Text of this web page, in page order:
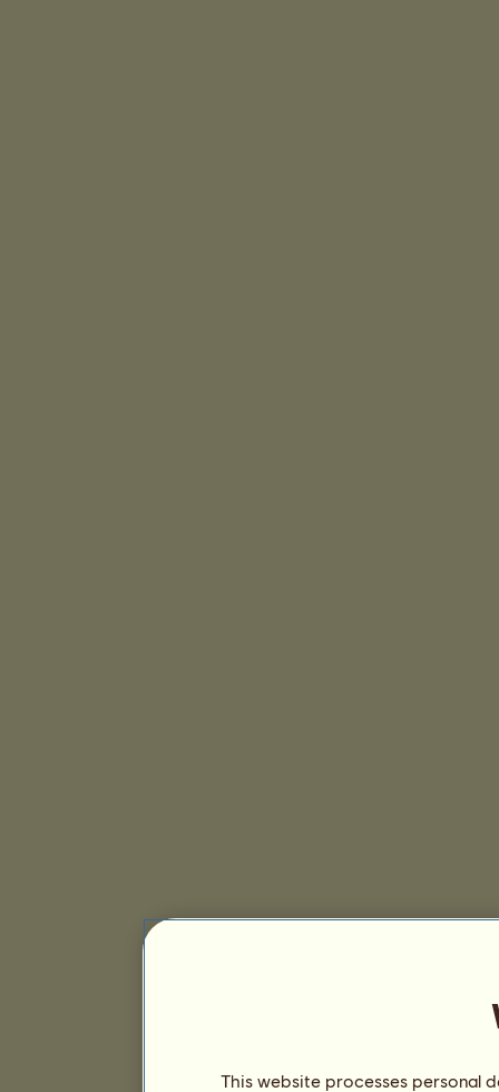
This website processes personal